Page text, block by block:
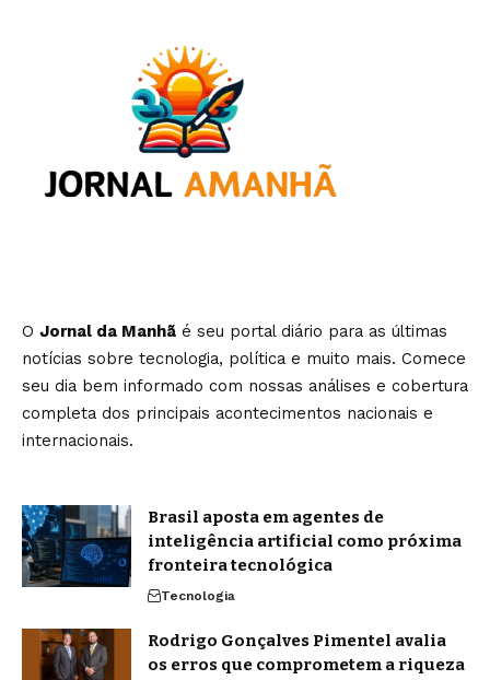
O Jornal da Manhã é seu portal diário para as últimas
notícias sobre tecnologia, política e muito mais. Comece
seu dia bem informado com nossas análises e cobertura
completa dos principais acontecimentos nacionais e
internacionais.
Brasil aposta em agentes de
inteligência artificial como próxima
fronteira tecnológica
Tecnologia
Rodrigo Gonçalves Pimentel avalia
os erros que comprometem a riqueza